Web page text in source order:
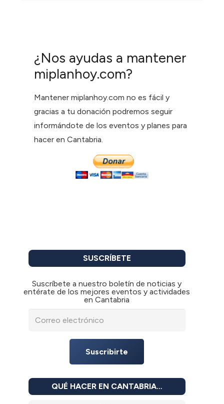
¿Nos ayudas a mantener
miplanhoy.com?
Mantener miplanhoy.com no es fácil y
gracias a tu donación podremos seguir
informándote de los eventos y planes para
hacer en Cantabria.
SUSCRÍBETE
Suscríbete a nuestro boletín de noticias y
entérate de los mejores eventos y actividades
en Cantabria
Suscribirte
QUÉ HACER EN CANTABRIA…